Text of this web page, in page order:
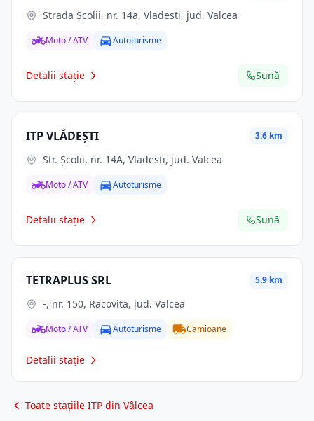
Strada Școlii, nr. 14a, Vladesti, jud. Valcea
Moto / ATV Autoturisme
Detalii stație Sună
ITP VLĂDEŞTI 3.6 km
Str. Şcolii, nr. 14A, Vladesti, jud. Valcea
Moto / ATV Autoturisme
Detalii stație Sună
TETRAPLUS SRL 5.9 km
-, nr. 150, Racovita, jud. Valcea
Moto / ATV Autoturisme Camioane
Detalii stație
Toate stațiile ITP din Vâlcea